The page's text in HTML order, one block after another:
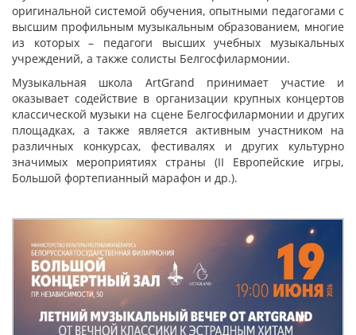
оригинальной системой обучения, опытными педагогами с
высшим профильным музыкальным образованием, многие
из которых – педагоги высших учебных музыкальных
учреждений, а также солисты Белгосфилармонии.
Музыкальная школа ArtGrand принимает участие и
оказывает содействие в организации крупных концертов
классической музыки на сцене Белгосфилармонии и других
площадках, а также является активным участником на
различных конкурсах, фестивалях и других культурно
значимых мероприятиях страны (II Европейские игры,
Большой фортепианный марафон и др.).